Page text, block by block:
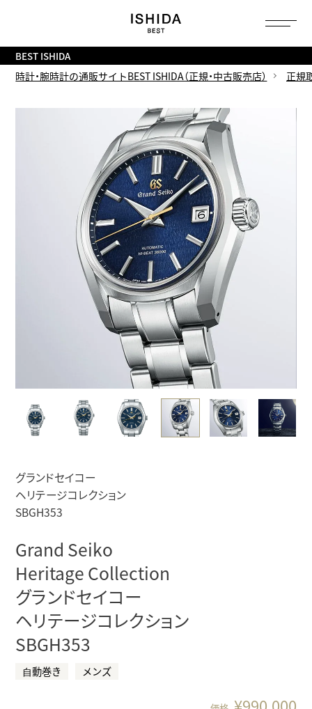
BEST ISHIDA
時計・腕時計の通販サイトBEST ISHIDA（正規・中古販売店）
正規
グランドセイコー
ヘリテージコレクション
SBGH353
Grand Seiko
Heritage Collection
グランドセイコー
ヘリテージコレクション
SBGH353
⾃動巻き メンズ
へ